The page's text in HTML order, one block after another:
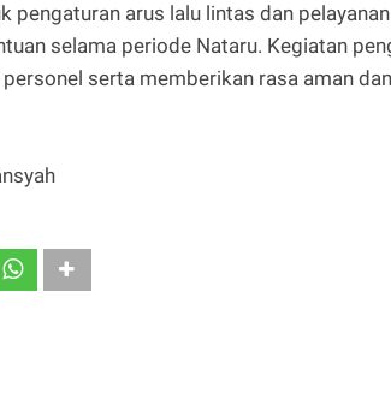
pengaturan arus lalu lintas dan
selama periode Nataru. Kegiatan
serta memberikan rasa aman